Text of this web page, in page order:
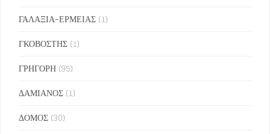
ΓΑΛΑΞΙΑ-ΕΡΜΕΙΑΣ (1)
ΓΚΟΒΟΣΤΗΣ (1)
ΓΡΗΓΟΡΗ (95)
ΔΑΜΙΑΝΟΣ (1)
ΔΟΜΟΣ (30)